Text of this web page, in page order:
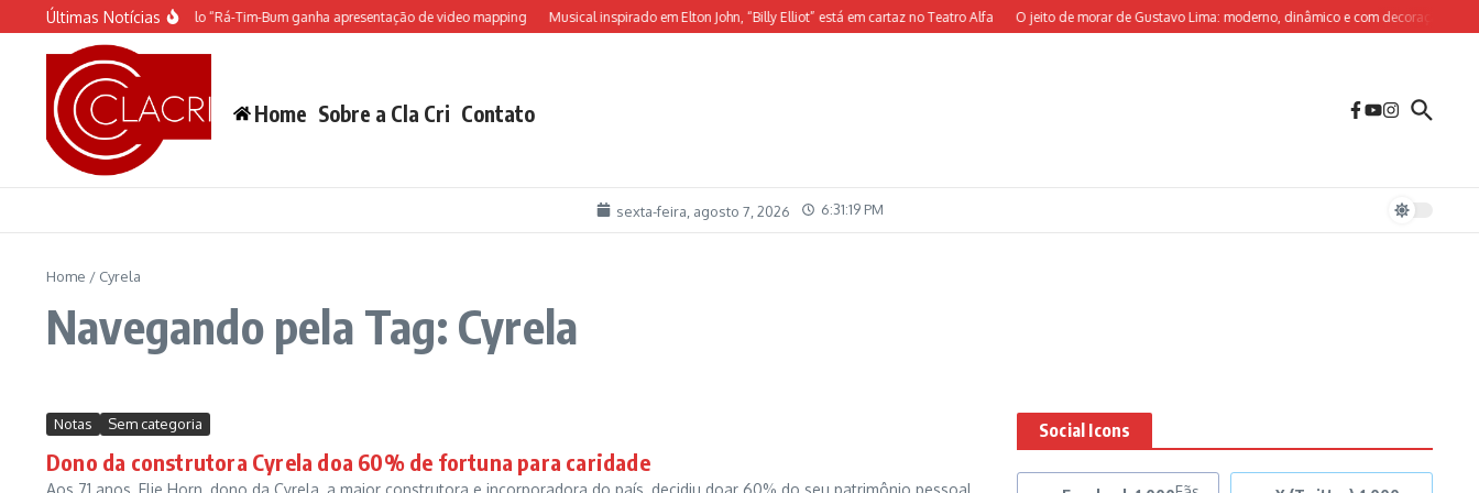
Ir para o conteúdo
Últimas Notícias
O espetáculo do Castelo “Rá-Tim-Bum ganha apresentação de video mapping Musical inspirado em Elton John, “Billy Elliot” está em cartaz no Teatro Alfa O jeito de morar de Gustavo Lima: moderno, dinâmico e com decoração sob
Home Sobre a Cla Cri Contato
sexta-feira, agosto 7, 2026 6:31:19 PM
Home / Cyrela
Navegando pela Tag: Cyrela
Notas Sem categoria
Dono da construtora Cyrela doa 60% de fortuna para caridade
Aos 71 anos, Elie Horn, dono da Cyrela, a maior construtora e incorporadora do país, decidiu doar 60% do seu patrimônio pessoal,
Social Icons